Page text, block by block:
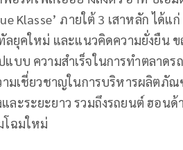
Klasse’ ภายใต้ 3 เสาหลัก ได้แก่
ยุคใหม่ และแนวคิดความยั่งยืน ข
บบ ความสำเร็จในการทำตลาด
มเชี่ยวชาญในการบริหารผลิตภั
ละระยะยาว รวมถึงรถยนต์ ฮอนด้
โฉมใหม่